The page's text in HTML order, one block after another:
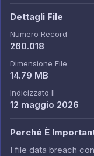
Dettagli File
Numero Record
260.018
Dimensione File
14.79 MB
Indicizzato Il
12 maggio 2026
Perché È
I file data breach